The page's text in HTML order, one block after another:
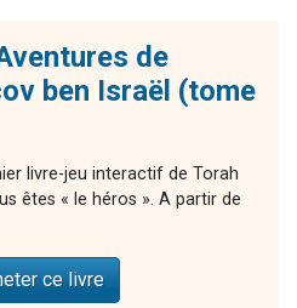
de
ben Israël (tome
livre-jeu interactif de Torah
êtes « le héros ». A partir de
ce livre